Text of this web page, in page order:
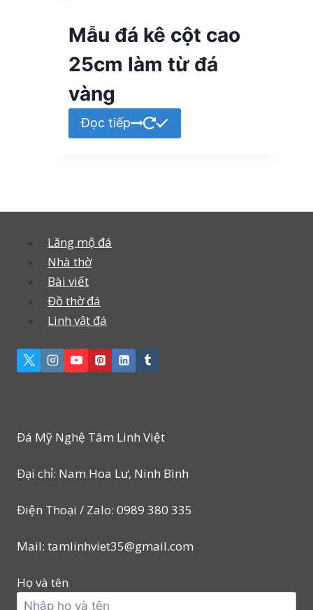
Mẫu đá kê cột cao
25cm làm từ đá
vàng
Đọc tiếp
Lăng mộ đá
Nhà thờ
Bài viết
Đồ thờ đá
Linh vật đá
Đá Mỹ Nghệ Tâm Linh Việt
Đại chỉ: Nam Hoa Lư, Ninh Bình
Điện Thoại / Zalo: 0989 380 335
Mail: tamlinhviet35@gmail.com
Họ và tên